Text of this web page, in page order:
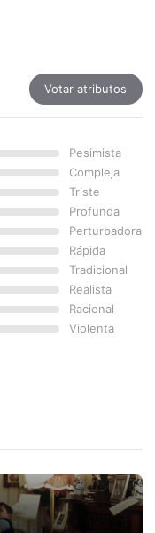
Votar atributos
Pesimista
Compleja
Triste
Profunda
Perturbadora
Rápida
Tradicional
Realista
Racional
Violenta